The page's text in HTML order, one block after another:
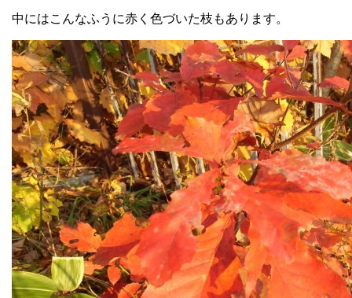
中にはこんなふうに赤く色づいた枝もあります。